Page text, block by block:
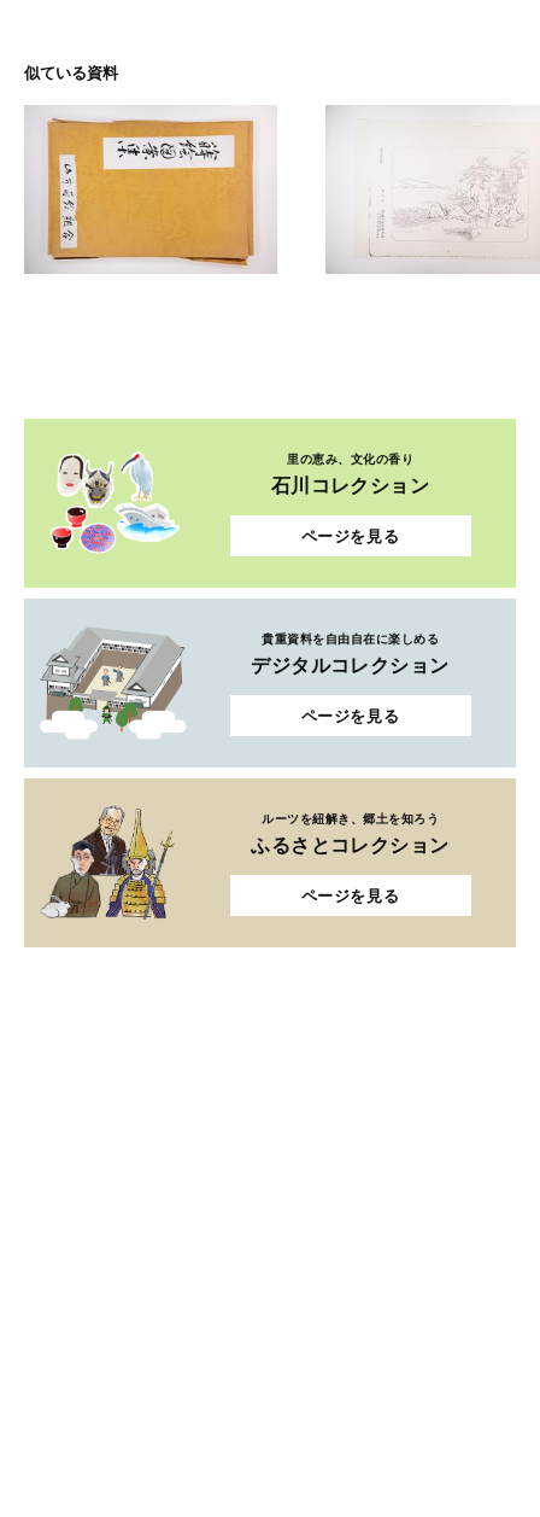
似ている資料
里の恵み、文化の香り
石川コレクション
ページを見る
貴重資料を自由自在に楽しめる
デジタルコレクション
ページを見る
ルーツを紐解き、郷土を知ろう
ふるさとコレクション
ページを見る